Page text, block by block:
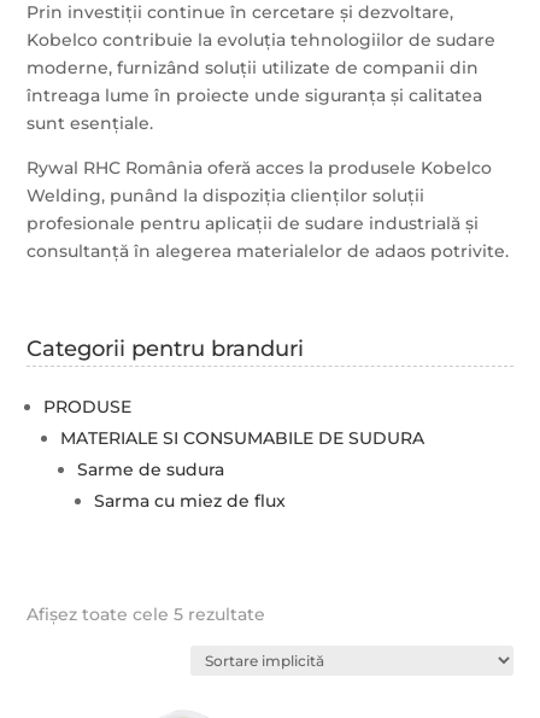
Prin investiții continue în cercetare și dezvoltare,
Kobelco contribuie la evoluția tehnologiilor de sudare
moderne, furnizând soluții utilizate de companii din
întreaga lume în proiecte unde siguranța și calitatea
sunt esențiale.
Rywal RHC România oferă acces la produsele Kobelco
Welding, punând la dispoziția clienților soluții
profesionale pentru aplicații de sudare industrială și
consultanță în alegerea materialelor de adaos potrivite.
Categorii pentru branduri
PRODUSE
MATERIALE SI CONSUMABILE DE SUDURA
Sarme de sudura
Sarma cu miez de flux
Afișez toate cele 5 rezultate